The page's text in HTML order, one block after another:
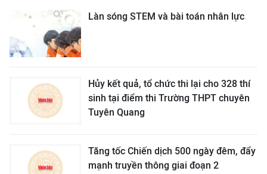
Làn sóng STEM và bài toán nhân lực
Hủy kết quả, tổ chức thi lại cho 328 thí
sinh tại điểm thi Trường THPT chuyên
Tuyên Quang
Tăng tốc Chiến dịch 500 ngày đêm, đẩy
mạnh truyền thông giai đoạn 2